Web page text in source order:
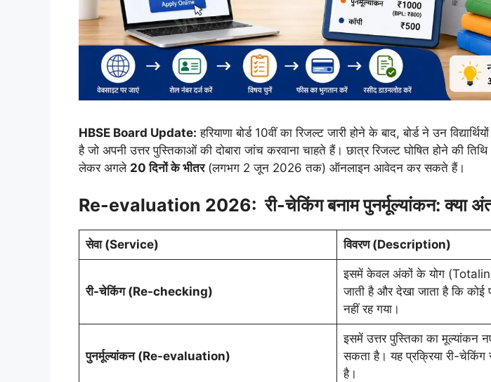
HBSE Board Update: हरियाणा बोर्ड 10वीं का रिजल्ट जारी होने के बाद, बोर्ड ने उन
है जो अपनी उत्तर पुस्तिकाओं की दोबारा जांच करवाना चाहते हैं। छात्र रिजल्ट घोषित होने की
लेकर अगले 20 दिनों के भीतर(लगभग 2 जून 2026 तक) ऑनलाइन आवेदन कर सकते हैं।
Re-evaluation 2026: री-चेकिंग बनाम पुनर्मूल्यांकन: क्या
सेवा (Service) विवरण (Description)
री-चेकिंग (Re-checking)
इसमें केवल अंकों के योग
जाती है और देखा जाता है कि कोई
नहीं रह गया।
पुनर्मूल्यांकन (Re-evaluation)
इसमें उत्तर पुस्तिका का मूल्यांकन
सकता है। यह प्रक्रिया री-चेकिंग
है।